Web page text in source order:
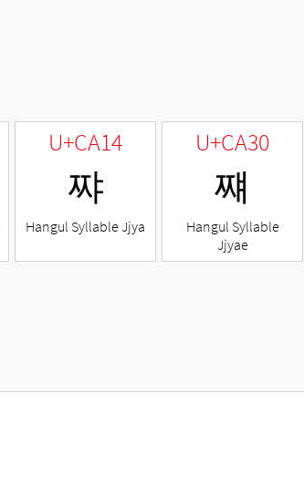
U+CA14
쨔
Hangul Syllable Jjya
U+CA30
쨰
Hangul Syllable
Jjyae